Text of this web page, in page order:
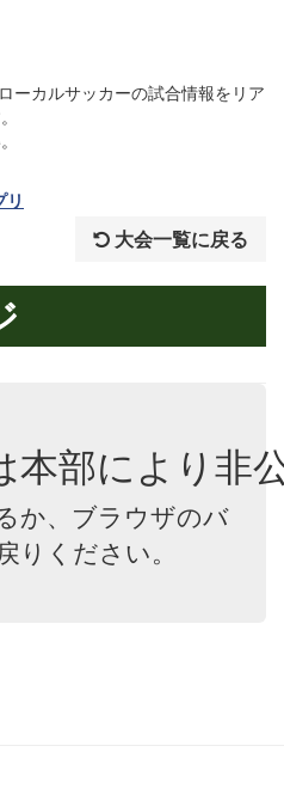
ーカルサッカーの試合情報をリア
大会一覧に戻る
本部により非
か、ブラウザのバ
りください。